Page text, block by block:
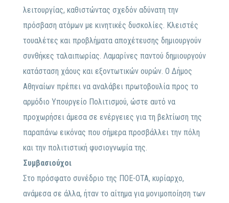
λειτουργίας, καθιστώντας σχεδόν αδύνατη την
πρόσβαση ατόμων με κινητικές δυσκολίες. Κλειστές
τουαλέτες και προβλήματα αποχέτευσης δημιουργούν
συνθήκες ταλαιπωρίας. Λαμαρίνες παντού δημιουργούν
κατάσταση χάους και εξοντωτικών ουρών. Ο Δήμος
Αθηναίων πρέπει να αναλάβει πρωτοβουλία προς το
αρμόδιο Υπουργείο Πολιτισμού, ώστε αυτό να
προχωρήσει άμεσα σε ενέργειες για τη βελτίωση της
παραπάνω εικόνας που σήμερα προσβάλλει την πόλη
και την πολιτιστική φυσιογνωμία της.
Συμβασιούχοι
Στο πρόσφατο συνέδριο της ΠΟΕ-ΟΤΑ, κυρίαρχο,
ανάμεσα σε άλλα, ήταν το αίτημα για μονιμοποίηση των